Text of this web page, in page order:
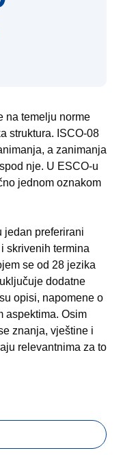
na temelju norme
struktura. ISCO-08
a zanimanja
nje. U ESCO-u
jednom oznakom
jedan preferirani
skrivenih termina
se od 28 jezika
dodatne
opisi, napomene o
aspektima. Osim
znanja, vještine i
relevantnima za to